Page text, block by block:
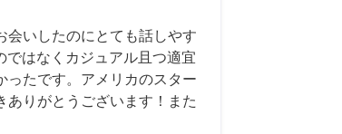
会いしたのにとても話しやす
はなくカジュアル且つ適宜
ったです。アメリカのスター
ありがとうございます！また